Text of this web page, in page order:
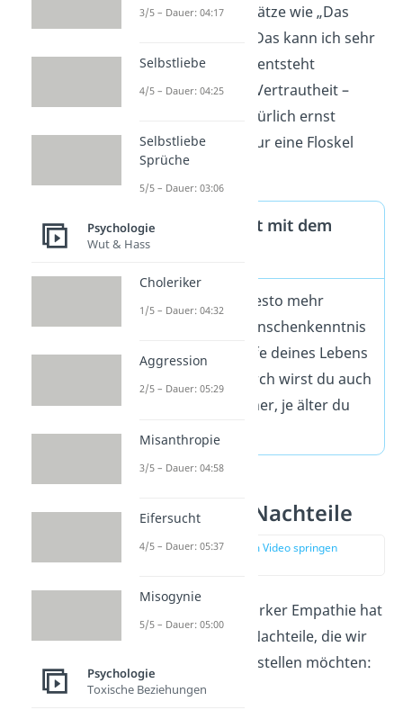
sich wohler. Durch Sätze wie „Das
verstehe ich“ oder „Das kann ich sehr
gut nachvollziehen“ entsteht
Verbundenheit und Vertrautheit –
allerdings soll es natürlich ernst
gemeint und nicht nur eine Floskel
sein.
Empathie nimmt mit dem
Alter zu
Je älter du wirst, desto mehr
Erfahrung und Menschenkenntnis
hast du dir im Laufe deines Lebens
angeeignet. Dadurch wirst du auch
immer empathischer, je älter du
wirst.
Vorteile und Nachteile
zur Stelle im Video springen
Das Erfinden von starker Empathie hat
einige Vorteile und Nachteile, die wir
dir jetzt genauer vorstellen möchten:
3/5 – Dauer: 04:17
Selbstliebe
4/5 – Dauer: 04:25
Selbstliebe
Sprüche
5/5 – Dauer: 03:06
Psychologie
Wut & Hass
Choleriker
1/5 – Dauer: 04:32
Aggression
2/5 – Dauer: 05:29
Misanthropie
3/5 – Dauer: 04:58
Eifersucht
4/5 – Dauer: 05:37
Misogynie
5/5 – Dauer: 05:00
Psychologie
Toxische Beziehungen